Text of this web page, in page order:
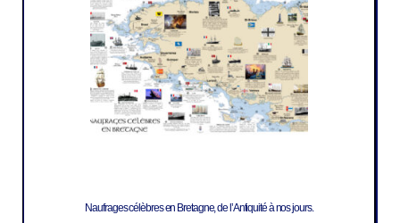
Naufrages célèbres en Bretagne, de l’Antiquité à nos jours.